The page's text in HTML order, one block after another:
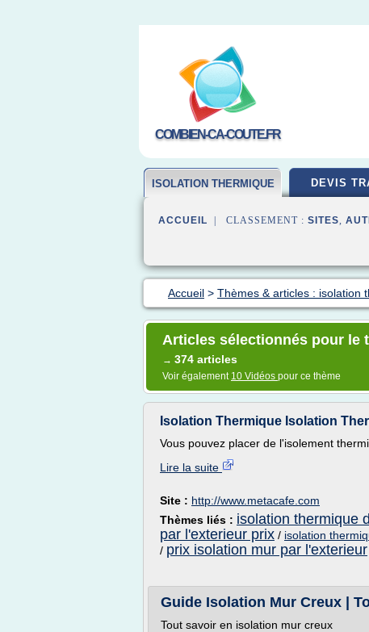
COMBIEN-CA-COUTE.FR
ISOLATION THERMIQUE DEVIS
ACCUEIL | CLASSEMENT : SITES,
Accueil > Thèmes & articles : isolation
Articles sélectionnés pour le
→ 374 articles
Voir également 10 Vidéos pour ce thème
Isolation Thermique Isolation
Vous pouvez placer de l'isolement
Lire la suite
Site : http://www.metacafe.com
Thèmes liés : isolation thermique
par l'exterieur prix / isolation
/ prix isolation mur par l'exterieur
Guide Isolation Mur Creux |
Tout savoir en isolation mur creux